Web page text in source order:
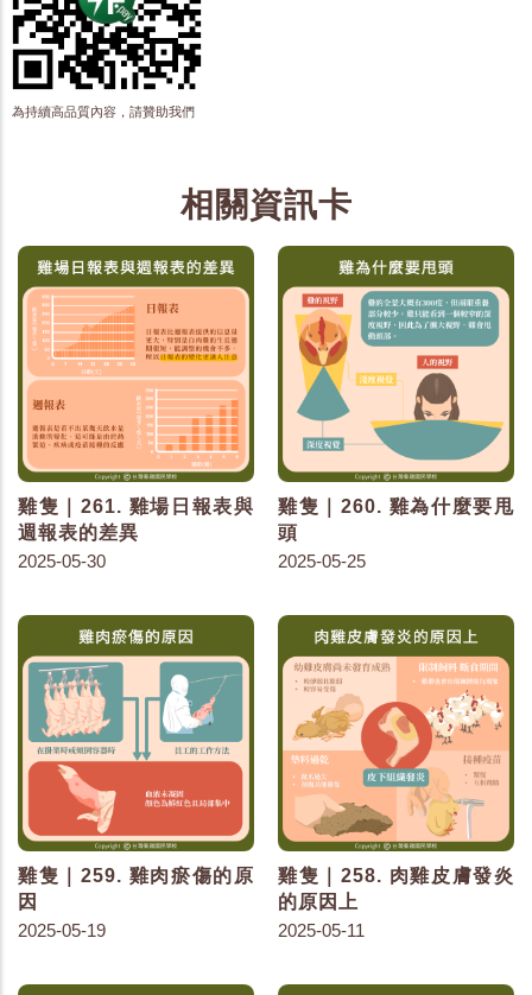
為持續高品質內容，請贊助我們
相關資訊卡
雞隻｜261. 雞場日報表與
週報表的差異
2025-05-30
雞隻｜260. 雞為什麼要甩
頭
2025-05-25
雞隻｜259. 雞肉瘀傷的原
因
2025-05-19
雞隻｜258. 肉雞皮膚發炎
的原因上
2025-05-11